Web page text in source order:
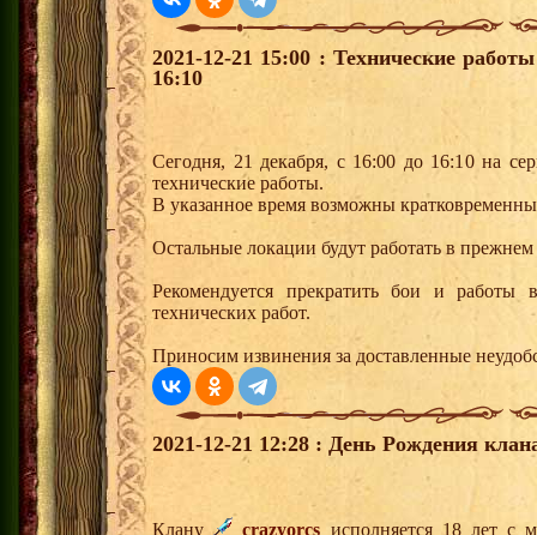
2021-12-21 15:00 : Технические
16:10
Сегодня, 21 декабря, с 16:00 до 16:10 на
технические работы.
В указанное время возможны
Остальные локации будут работать в
Рекомендуется прекратить бои и
технических работ.
Приносим извинения за доставленные
2021-12-21 12:28 : День Рождения
Клану crazyorcs исполняется 18 лет с